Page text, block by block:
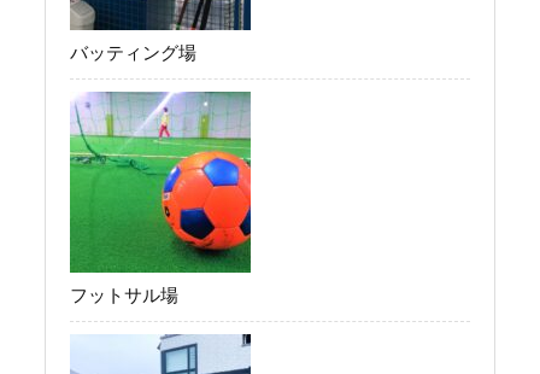
バッティング場
フットサル場